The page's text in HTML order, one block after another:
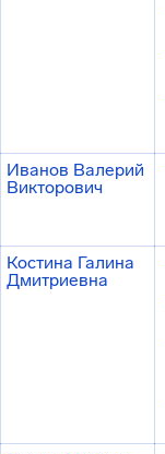
Иванов Валерий
Викторович
Костина Галина
Дмитриевна